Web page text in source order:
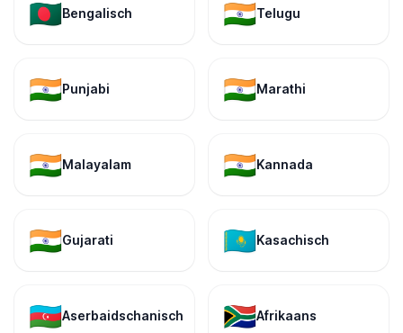
🇧🇩Bengalisch 🇮🇳Telugu
🇮🇳Punjabi 🇮🇳Marathi
🇮🇳Malayalam 🇮🇳Kannada
🇮🇳Gujarati 🇰🇿Kasachisch
🇦🇿Aserbaidschanisch 🇿🇦Afrikaans